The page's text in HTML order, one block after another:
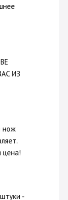
ИЗ
нож
цена!
-